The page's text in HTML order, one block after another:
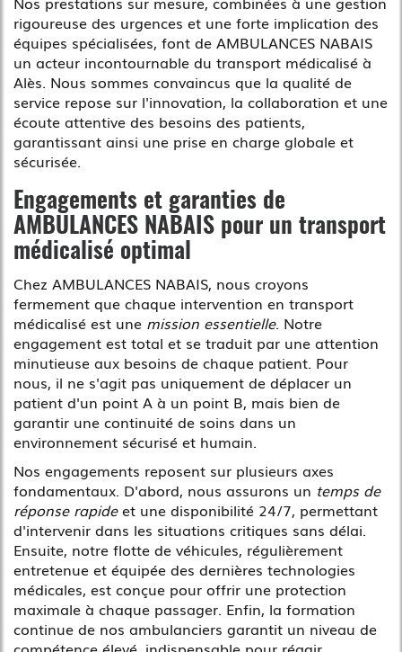
rigoureuse des urgences et une forte implication des
équipes spécialisées, font de AMBULANCES NABAIS
un acteur incontournable du transport médicalisé à
Alès. Nous sommes convaincus que la qualité de
service repose sur l'innovation, la collaboration et une
écoute attentive des besoins des patients,
garantissant ainsi une prise en charge globale et
sécurisée.
Engagements et garanties de
AMBULANCES NABAIS pour un transport
médicalisé optimal
Chez AMBULANCES NABAIS, nous croyons
fermement que chaque intervention en transport
médicalisé est une mission essentielle. Notre
engagement est total et se traduit par une attention
minutieuse aux besoins de chaque patient. Pour
nous, il ne s'agit pas uniquement de déplacer un
patient d'un point A à un point B, mais bien de
garantir une continuité de soins dans un
environnement sécurisé et humain.
Nos engagements reposent sur plusieurs axes
fondamentaux. D'abord, nous assurons un temps de
réponse rapideet une disponibilité 24/7, permettant
d'intervenir dans les situations critiques sans délai.
Ensuite, notre flotte de véhicules, régulièrement
entretenue et équipée des dernières technologies
médicales, est conçue pour offrir une protection
maximale à chaque passager. Enfin, la formation
continue de nos ambulanciers garantit un niveau de